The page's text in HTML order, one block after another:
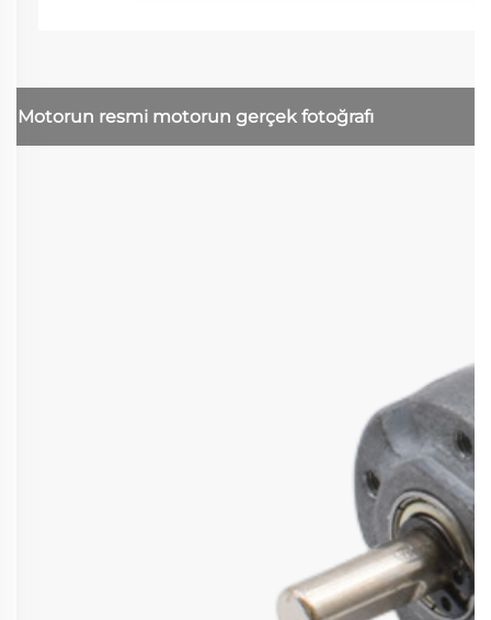
Motorun resmi motorun gerçek fotoğrafı